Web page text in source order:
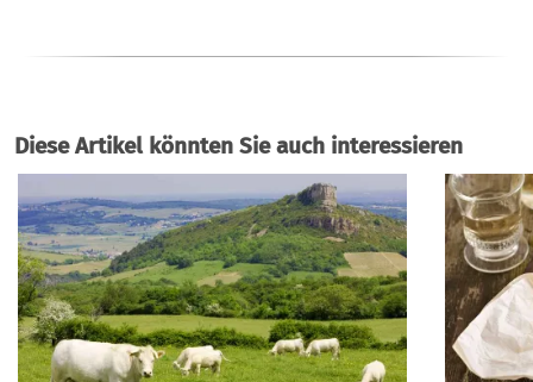
Diese Artikel könnten Sie auch interessieren